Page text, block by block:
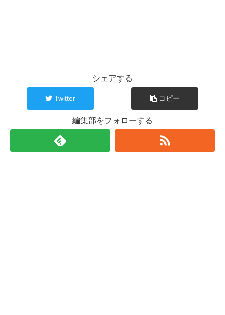
シェアする
Twitter コピー
編集部をフォローする